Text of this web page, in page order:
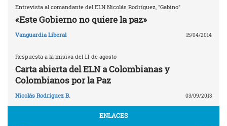
Entrevista al comandante del ELN Nicolás Rodríguez, "Gabino"
«Este Gobierno no quiere la paz»
Vanguardia Liberal 15/04/2014
Respuesta a la misiva del 11 de agosto
Carta abierta del ELN a Colombianas y
Colombianos por la Paz
Nicolás Rodríguez B. 03/09/2013
ENLACES